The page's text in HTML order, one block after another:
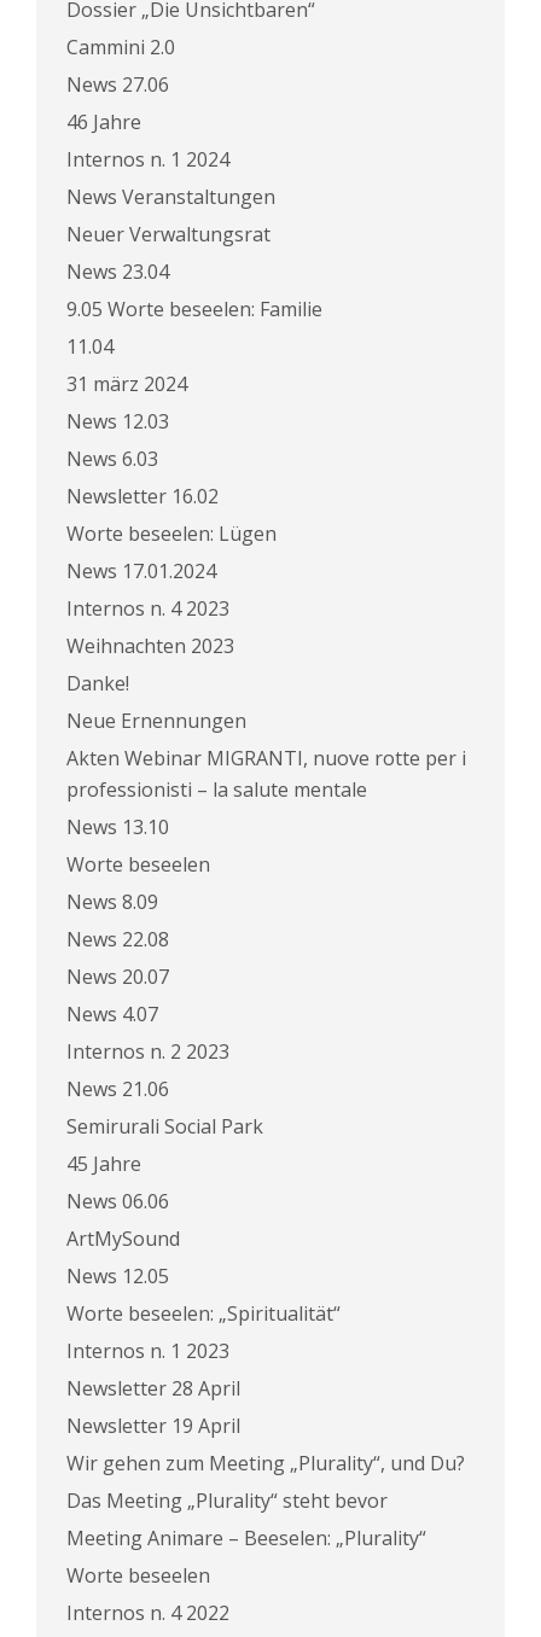
Dossier „Die Unsichtbaren“
Cammini 2.0
News 27.06
46 Jahre
Internos n. 1 2024
News Veranstaltungen
Neuer Verwaltungsrat
News 23.04
9.05 Worte beseelen: Familie
11.04
31 märz 2024
News 12.03
News 6.03
Newsletter 16.02
Worte beseelen: Lügen
News 17.01.2024
Internos n. 4 2023
Weihnachten 2023
Danke!
Neue Ernennungen
Akten Webinar MIGRANTI, nuove rotte per i
professionisti – la salute mentale
News 13.10
Worte beseelen
News 8.09
News 22.08
News 20.07
News 4.07
Internos n. 2 2023
News 21.06
Semirurali Social Park
45 Jahre
News 06.06
ArtMySound
News 12.05
Worte beseelen: „Spiritualität“
Internos n. 1 2023
Newsletter 28 April
Newsletter 19 April
Wir gehen zum Meeting „Plurality“, und Du?
Das Meeting „Plurality“ steht bevor
Meeting Animare – Beeselen: „Plurality“
Worte beseelen
Internos n. 4 2022